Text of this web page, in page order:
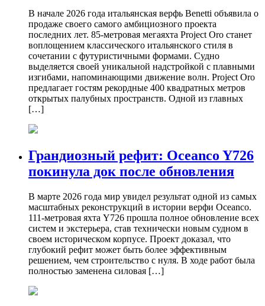
В начале 2026 года итальянская верфь Benetti объявила о
продаже своего самого амбициозного проекта
последних лет. 85-метровая мегаяхта Project Oro станет
воплощением классического итальянского стиля в
сочетании с футуристичными формами. Судно
выделяется своей уникальной надстройкой с плавными
изгибами, напоминающими движение волн. Project Oro
предлагает гостям рекордные 400 квадратных метров
открытых палубных пространств. Одной из главных
[…]
Грандиозный рефит: Oceanco Y726
покинула док после обновления
В марте 2026 года мир увидел результат одной из самых
масштабных реконструкций в истории верфи Oceanco.
111-метровая яхта Y726 прошла полное обновление всех
систем и экстерьера, став технически новым судном в
своем историческом корпусе. Проект доказал, что
глубокий рефит может быть более эффективным
решением, чем строительство с нуля. В ходе работ была
полностью заменена силовая […]